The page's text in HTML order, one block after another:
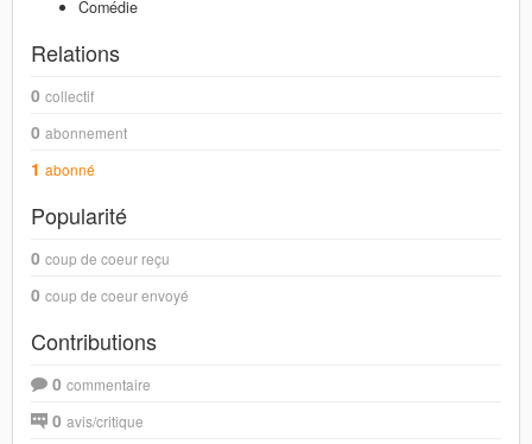
Comédie
Relations
0 collectif
0 abonnement
1 abonné
Popularité
0 coup de coeur reçu
0 coup de coeur envoyé
Contributions
0 commentaire
0 avis/critique